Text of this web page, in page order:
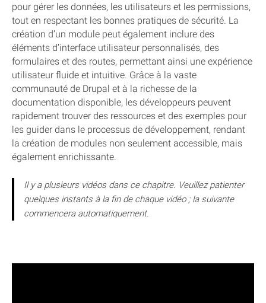
pour gérer les données, les utilisateurs et les permissions,
tout en respectant les bonnes pratiques de sécurité. La
création d’un module peut également inclure des
éléments d’interface utilisateur personnalisés, des
formulaires et des routes, permettant ainsi une expérience
utilisateur fluide et intuitive. Grâce à la vaste
communauté de Drupal et à la richesse de la
documentation disponible, les développeurs peuvent
rapidement trouver des ressources et des exemples pour
les guider dans le processus de développement, rendant
la création de modules non seulement accessible, mais
également enrichissante.
Il y a plusieurs vidéos dans ce chapitre. Veuillez patienter
quelques instants à la fin de chaque vidéo ; la suivante
commencera automatiquement.